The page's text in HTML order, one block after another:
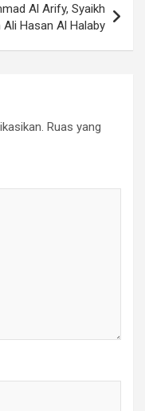
Al Arify, Syaikh
Hasan Al Halaby
Ruas yang